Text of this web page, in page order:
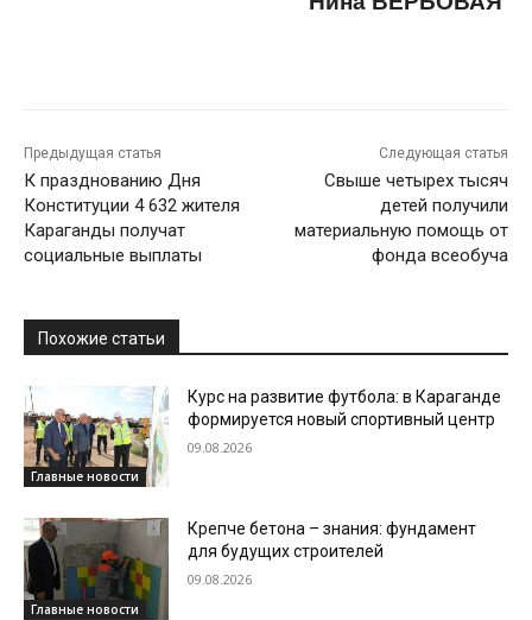
Предыдущая статья
К празднованию Дня
Конституции 4 632 жителя
Караганды получат
социальные выплаты
Следующая статья
Свыше четырех тысяч
детей получили
материальную помощь от
фонда всеобуча
Похожие статьи
Главные новости
Курс на развитие футбола: в Караганде
формируется новый спортивный центр
09.08.2026
Главные новости
Крепче бетона – знания: фундамент
для будущих строителей
09.08.2026